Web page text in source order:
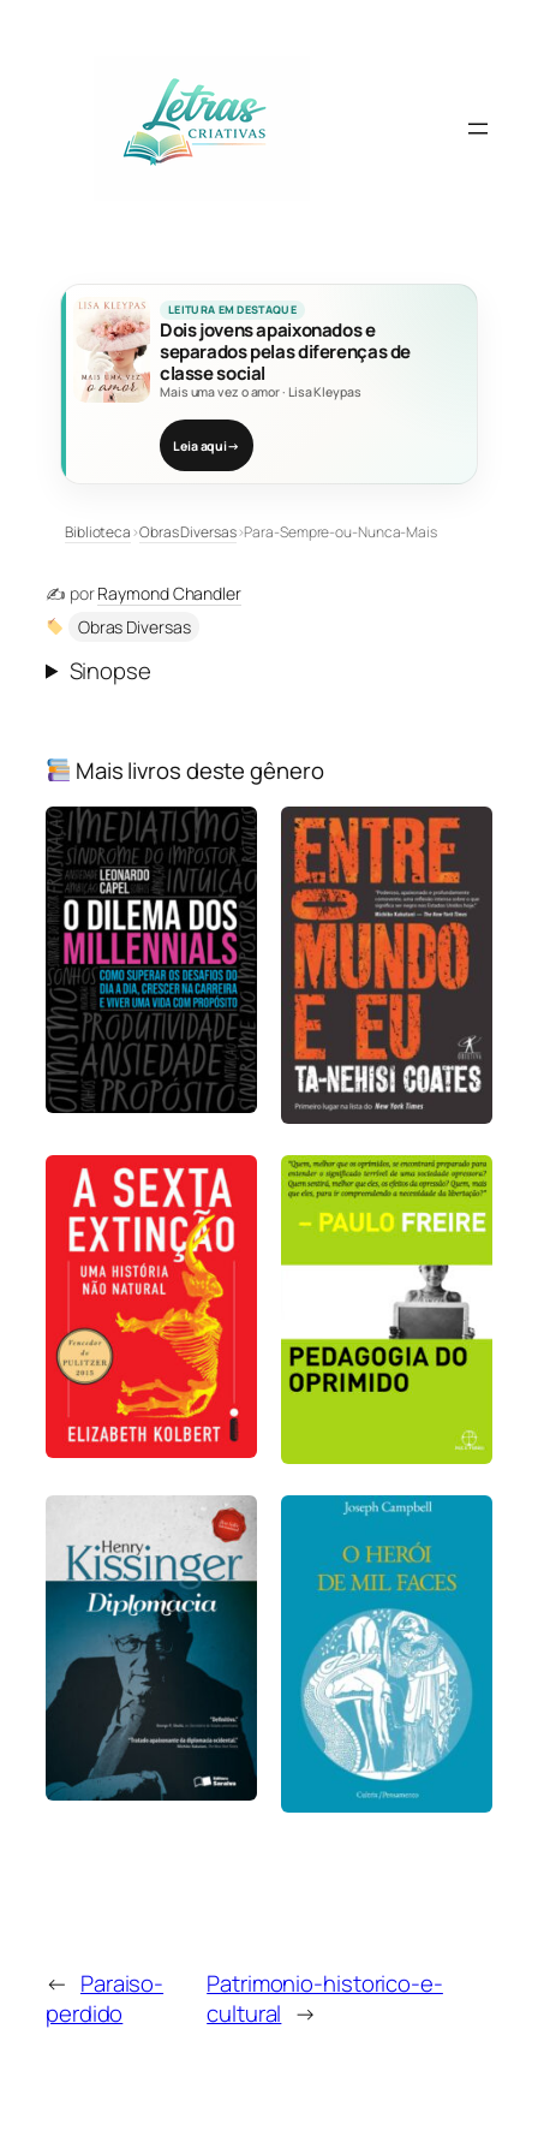
LEITURA EM DESTAQUE
Dois jovens apaixonados e
separados pelas diferenças de
classe social
Mais uma vez o amor· Lisa Kleypas
Leia aqui→
Biblioteca›Obras Diversas›Para-Sempre-ou-Nunca-Mais
✍️ porRaymond Chandler
Obras Diversas
Sinopse
Mais livros deste gênero
← Paraiso-
perdido
Patrimonio-historico-e-
cultural →